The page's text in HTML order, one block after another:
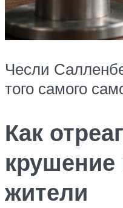
Чесли
того самого
Как
жители